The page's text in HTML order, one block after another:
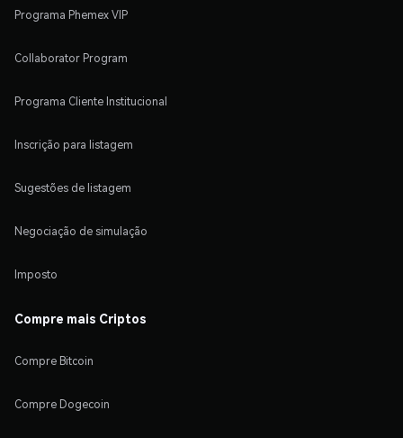
Programa Phemex VIP
Collaborator Program
Programa Cliente Institucional
Inscrição para listagem
Sugestões de listagem
Negociação de simulação
Imposto
Compre mais Criptos
Compre Bitcoin
Compre Dogecoin